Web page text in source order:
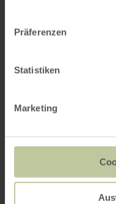
Präferenzen
Statistiken
Marketing